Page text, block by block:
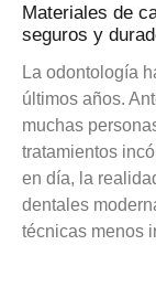
Materiales de
seguros y
La odontología
últimos años.
muchas
tratamientos
en día, la
dentales
técnicas menos